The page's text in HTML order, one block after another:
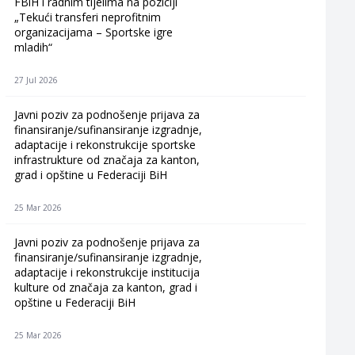
„Tekući transferi neprofitnim
organizacijama – Sportske igre
mladih“
27 Jul 2026
Javni poziv za podnošenje prijava za
finansiranje/sufinansiranje izgradnje,
adaptacije i rekonstrukcije sportske
infrastrukture od značaja za kanton,
grad i opštine u Federaciji BiH
25 Mar 2026
Javni poziv za podnošenje prijava za
finansiranje/sufinansiranje izgradnje,
adaptacije i rekonstrukcije institucija
kulture od značaja za kanton, grad i
opštine u Federaciji BiH
25 Mar 2026